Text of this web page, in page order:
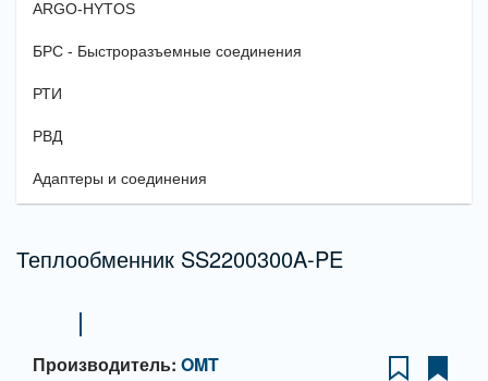
ARGO-HYTOS
БРС - Быстроразъемные соединения
РТИ
РВД
Адаптеры и соединения
Теплообменник SS2200300A-PE
Производитель: OMT